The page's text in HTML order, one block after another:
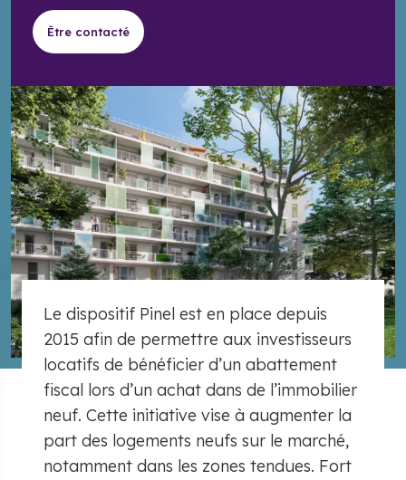
Être contacté
Le dispositif Pinel est en place depuis
2015 afin de permettre aux investisseurs
locatifs de bénéficier d’un abattement
fiscal lors d’un achat dans de l’immobilier
neuf. Cette initiative vise à augmenter la
part des logements neufs sur le marché,
notamment dans les zones tendues. Fort